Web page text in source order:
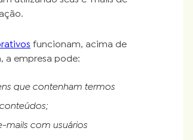
funcionam, acima de
a empresa pode:
que contenham termos
mails com usuários